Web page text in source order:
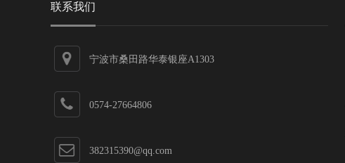
联系我们
宁波市桑田路华泰银座A1303
0574-27664806
382315390@qq.com